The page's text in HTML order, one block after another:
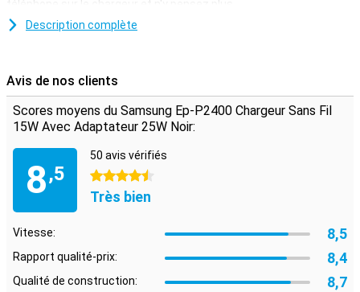
téléphone sur le chargeur et n'y pensez plus.
Description complète
Avis de nos clients
Scores moyens du Samsung Ep-P2400 Chargeur Sans Fil
15W Avec Adaptateur 25W Noir:
8,5
50 avis vérifiés
4.5 étoiles
Très bien
Vitesse: 8,5
Rapport qualité-prix: 8,4
Qualité de construction: 8,7